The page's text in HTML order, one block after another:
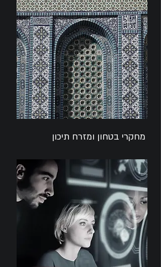
מחקרי בטחון ומזרח תיכון